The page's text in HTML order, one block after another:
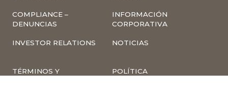
COMPLIANCE –
DENUNCIAS
INFORMACIÓN
CORPORATIVA
INVESTOR RELATIONS NOTICIAS
TÉRMINOS Y
POLÍTICA